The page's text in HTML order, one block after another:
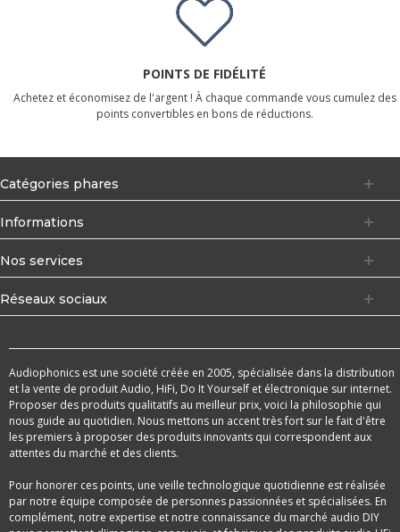
POINTS DE FIDÉLITÉ
Achetez et économisez de l'argent ! À chaque commande vous cumulez des
points convertibles en bons de réductions.
Catégories phares
Informations
Nos services
Réseaux sociaux
Audiophonics est une société créée en 2005, spécialisée dans la distribution
et la vente de produit Audio, HiFi, Do It Yourself et électronique sur internet.
Proposer des produits qualitatifs au meilleur prix, voici la philosophie qui
nous guide au quotidien. Nous mettons un accent très fort sur le fait d'être
les premiers à proposer des produits innovants qui correspondent aux
attentes du marché et des clients.
Pour honorer ces points, une veille technologique quotidienne est réalisée
par notre équipe composée de personnes passionnées et spécialisées. En
complément, notre expertise et notre connaissance du marché audio DIY